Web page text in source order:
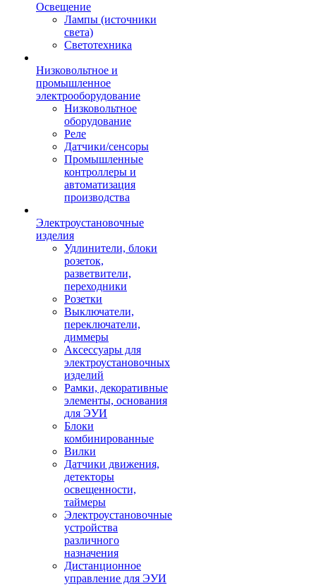
Освещение
Лампы (источники
света)
Светотехника
Низковольтное и
промышленное
электрооборудование
Низковольтное
оборудование
Реле
Датчики/сенсоры
Промышленные
контроллеры и
автоматизация
производства
Электроустановочные
изделия
Удлинители, блоки
розеток,
разветвители,
переходники
Розетки
Выключатели,
переключатели,
диммеры
Аксессуары для
электроустановочных
изделий
Рамки, декоративные
элементы, основания
для ЭУИ
Блоки
комбинированные
Вилки
Датчики движения,
детекторы
освещенности,
таймеры
Электроустановочные
устройства
различного
назначения
Дистанционное
управление для ЭУИ